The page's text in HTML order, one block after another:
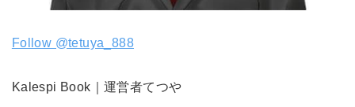
Follow @tetuya_888
Kalespi Book｜運営者てつや